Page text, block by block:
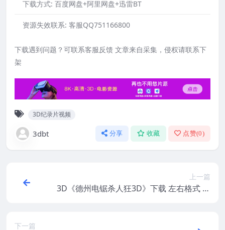
下载方式: 百度网盘+阿里网盘+迅雷BT
资源失效联系: 客服QQ751166800
下载遇到问题？可联系客服反馈 文章来自采集，侵权请联系下
架
3D纪录片视频
3dbt 分享 收藏 点赞(0)
上一篇
3D《德州电锯杀人狂3D》下载 左右格式 高
下一篇